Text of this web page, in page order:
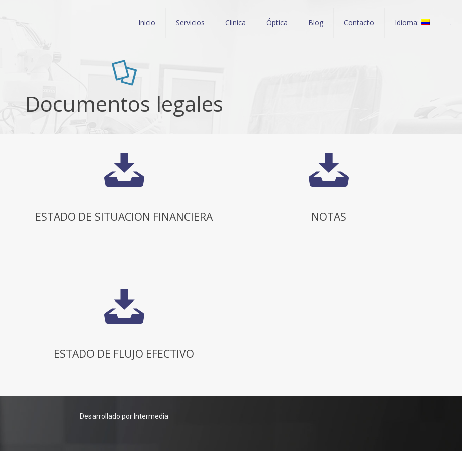
Inicio Servicios Clinica Óptica Blog Contacto Idioma: .
Documentos legales
ESTADO DE SITUACION FINANCIERA NOTAS
ESTADO DE FLUJO EFECTIVO
Desarrollado por Intermedia